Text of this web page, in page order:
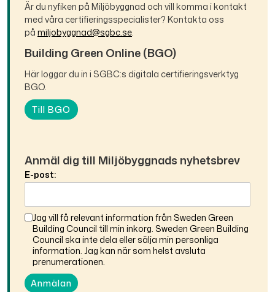
Är du nyfiken på Miljöbyggnad och vill komma i kontakt
med våra certifieringsspecialister? Kontakta oss
på miljobyggnad@sgbc.se.
Building Green Online (BGO)
Här loggar du in i SGBC:s digitala certifieringsverktyg
BGO.
Till BGO
Anmäl dig till Miljöbyggnads nyhetsbrev
E-post:
Jag vill få relevant information från Sweden Green
Building Council till min inkorg. Sweden Green Building
Council ska inte dela eller sälja min personliga
information. Jag kan när som helst avsluta
prenumerationen.